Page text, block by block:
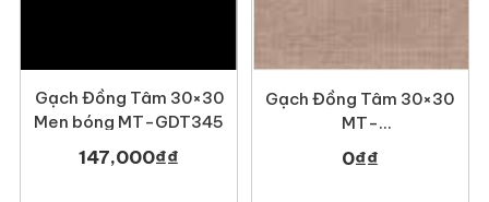
Gạch Đồng Tâm 30×30
Men bóng MT-GDT345
147,000₫₫
Gạch Đồng Tâm 30×30
MT-
GDT3030Mosaic002
0₫₫